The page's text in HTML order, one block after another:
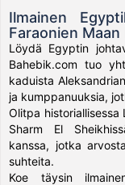
Ilmainen
Faraonien Maan
Löydä Egyptin
Bahebik.com tuo
kaduista
ja kumppanuuksia,
Olitpa historiallisessa
Sharm El
kanssa, jotka
suhteita.
Koe täysin